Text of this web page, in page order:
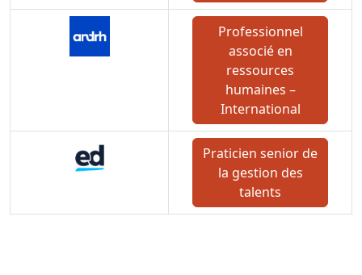
Professionnel
associé en
ressources
humaines –
International
Praticien senior de
la gestion des
talents